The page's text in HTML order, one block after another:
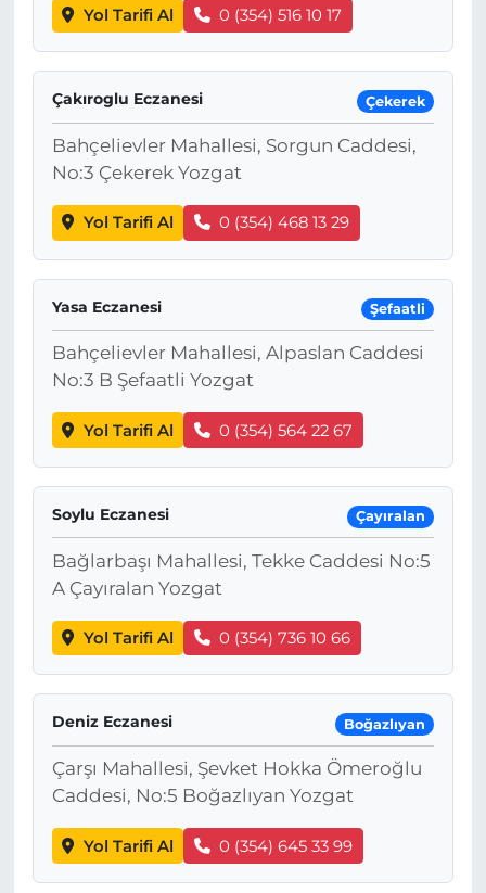
Yol Tarifi Al 0 (354) 516 10 17
Çakıroglu Eczanesi Çekerek
Bahçelievler Mahallesi, Sorgun Caddesi,
No:3 Çekerek Yozgat
Yol Tarifi Al 0 (354) 468 13 29
Yasa Eczanesi Şefaatli
Bahçelievler Mahallesi, Alpaslan Caddesi
No:3 B Şefaatli Yozgat
Yol Tarifi Al 0 (354) 564 22 67
Soylu Eczanesi Çayıralan
Bağlarbaşı Mahallesi, Tekke Caddesi No:5
A Çayıralan Yozgat
Yol Tarifi Al 0 (354) 736 10 66
Deniz Eczanesi Boğazlıyan
Çarşı Mahallesi, Şevket Hokka Ömeroğlu
Caddesi, No:5 Boğazlıyan Yozgat
Yol Tarifi Al 0 (354) 645 33 99